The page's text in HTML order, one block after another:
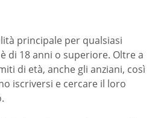
principale per qualsiasi
di 18 anni o superiore. Oltre a
di età, anche gli anziani, così
iscriversi e cercare il loro